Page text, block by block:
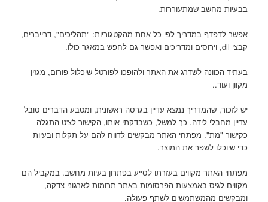
בבעיות מחשב שמתעוררות.
אפשר לדפדף במדריך לפי כל אחת מהקטגוריות: "תהליכים", דרייברים,
קבצי dll, וירוסים ומדריכים ואפשר גם לחפש במאגר כולו.
בעתיד הכוונה לשדרג את האתר ולהופכו לפורטל שיכלול פורום, מגזין
מקוון ועוד..
יש לזכור, שהמדריך נמצא עדיין בגרסה ראשונית, ומטבע הדברים סובל
עדיין מחבלי לידה. כך למשל, כשבדקתי אותו, הקישור לצ'ט התגלה
כקישור "מת". מפתחי האתר מבקשים לדווח להם על תקלות ובעיות
כדי שיוכלו לשפר את המוצר.
מפתחי האתר מקווים בעזרתו לסייע בפתרון בעיות מחשב. במקביל הם
מקווים לגיס באמצעות הפרסומות באתר תרומות לארגוני צדקה,
ומבקשים מהמשתמשים לשתף פעולה.